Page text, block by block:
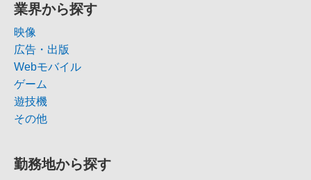
業界から探す
映像
広告・出版
Webモバイル
ゲーム
遊技機
その他
勤務地から探す